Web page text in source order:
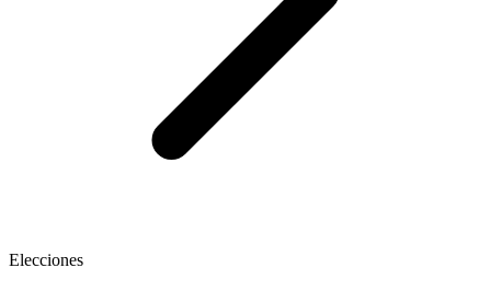
Elecciones